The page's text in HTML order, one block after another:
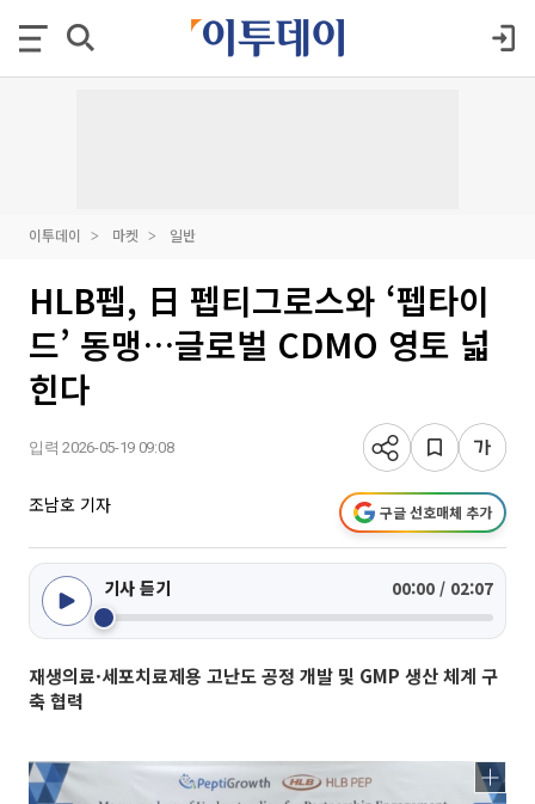
이투데이 마켓 일반
HLB펩, 日 펩티그로스와 ‘펩타이
드’ 동맹…글로벌 CDMO 영토 넓
힌다
입력 2026-05-19 09:08
조남호 기자 구글 선호매체 추가
기사 듣기 00:00 / 02:07
재생의료·세포치료제용 고난도 공정 개발 및 GMP 생산 체계 구
축 협력